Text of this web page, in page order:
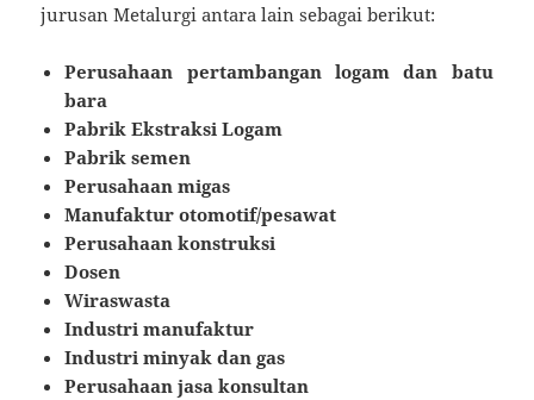
jurusan Metalurgi antara lain sebagai berikut:
Perusahaan pertambangan logam dan batu
bara
Pabrik Ekstraksi Logam
Pabrik semen
Perusahaan migas
Manufaktur otomotif/pesawat
Perusahaan konstruksi
Dosen
Wiraswasta
Industri manufaktur
Industri minyak dan gas
Perusahaan jasa konsultan